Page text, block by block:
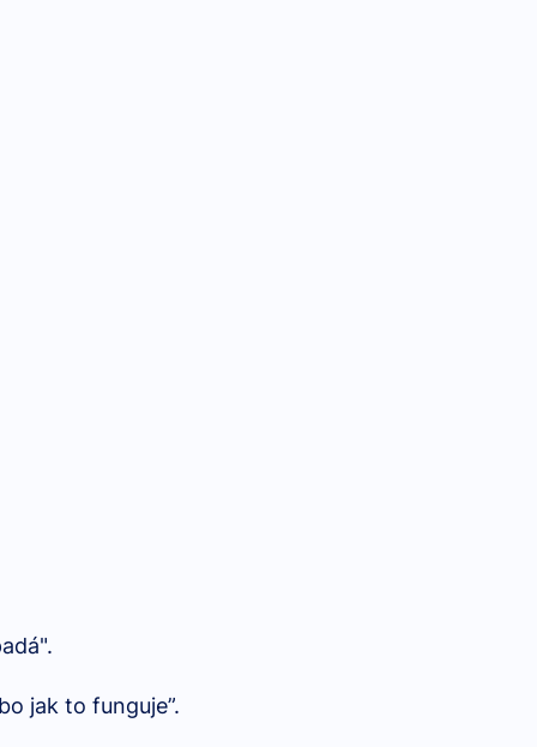
jak to funguje”.